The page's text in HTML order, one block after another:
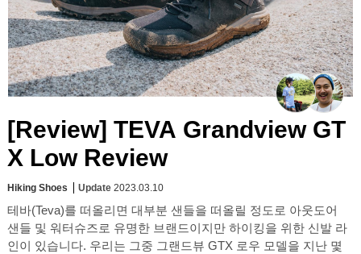
[Review] TEVA Grandview GT
X Low Review
Hiking Shoes Update 2023.03.10
테바(Teva)를 떠올리면 대부분 샌들을 떠올릴 정도로 아웃도어
샌들 및 워터슈즈로 유명한 브랜드이지만 하이킹을 위한 신발 라
인이 있습니다. 우리는 그중 그랜드뷰 GTX 로우 모델을 지난 몇